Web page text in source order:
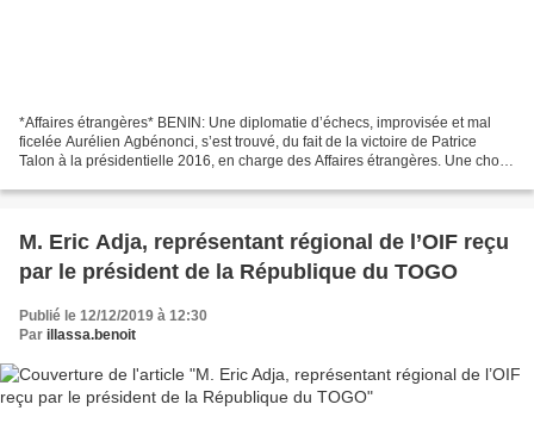
*Affaires étrangères* BENIN: Une diplomatie d’échecs, improvisée et mal
ficelée Aurélien Agbénonci, s’est trouvé, du fait de la victoire de Patrice
Talon à la présidentielle 2016, en charge des Affaires étrangères. Une chose
M. Eric Adja, représentant régional de l’OIF reçu
par le président de la République du TOGO
Publié le 12/12/2019 à 12:30
Par illassa.benoit